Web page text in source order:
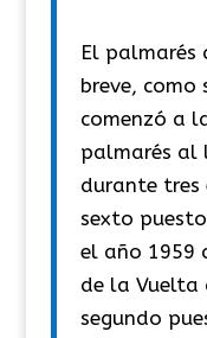
El palmarés
breve, como
comenzó a
palmarés al
durante tres
sexto
el año 1959
de la Vuelta
segundo